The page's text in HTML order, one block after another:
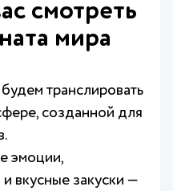
смотреть
мира
транслировать
созданной для
эмоции,
вкусные закуски —